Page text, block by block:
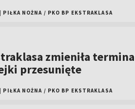
PIŁKA NOŻNA / PKO BP EKSTRAKLASA
zmieniła
przesunięte
PIŁKA NOŻNA / PKO BP EKSTRAKLASA